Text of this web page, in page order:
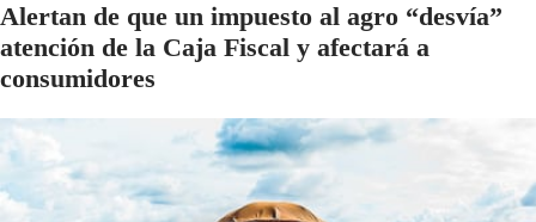
Alertan de que un impuesto al agro “desvía”
atención de la Caja Fiscal y afectará a
consumidores